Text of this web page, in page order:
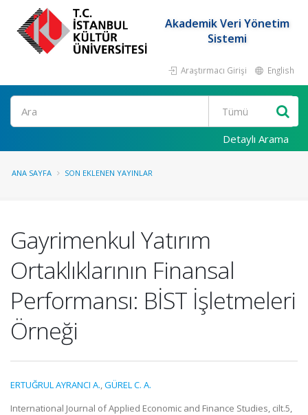
Akademik Veri Yönetim
Sistemi
Araştırmacı Girişi English
Ara
Detaylı Arama
ANA SAYFA SON EKLENEN YAYINLAR
Gayrimenkul Yatırım
Ortaklıklarının Finansal
Performansı: BİST İşletmeleri
Örneği
ERTUĞRUL AYRANCI A.,GÜREL C. A.
International Journal of Applied Economic and Finance Studies, cilt.5,